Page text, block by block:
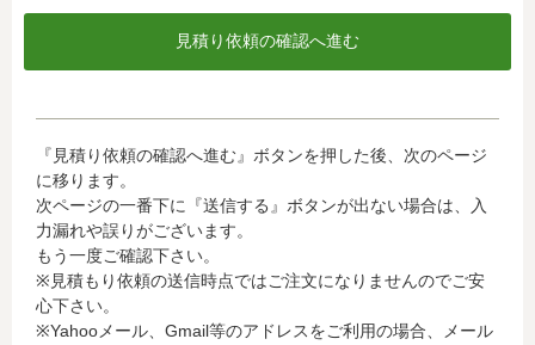
d) 個人情報の第三者提供について
当社がお客様から収集した以下の個人情報等は、カード発
行会社が行う不正利用検知・防止のために、お客様が利用
されているカード発行会社へ提供させていただきます。(氏
名、電話番号、email アドレス、インターネット利用環境
に関する情報等)
お客様が利用されているカード発行会社が外国にある場
合、これらの情報は当該発行会社が所属する国に移転され
る場合があります。当社では、お客様から収集した情報か
『見積り依頼の確認へ進む』ボタンを押した後、次のページ
に移ります。
次ページの一番下に『送信する』ボタンが出ない場合は、入
力漏れや誤りがございます。
もう一度ご確認下さい。
※見積もり依頼の送信時点ではご注文になりませんのでご安
心下さい。
※Yahooメール、Gmail等のアドレスをご利用の場合、メール